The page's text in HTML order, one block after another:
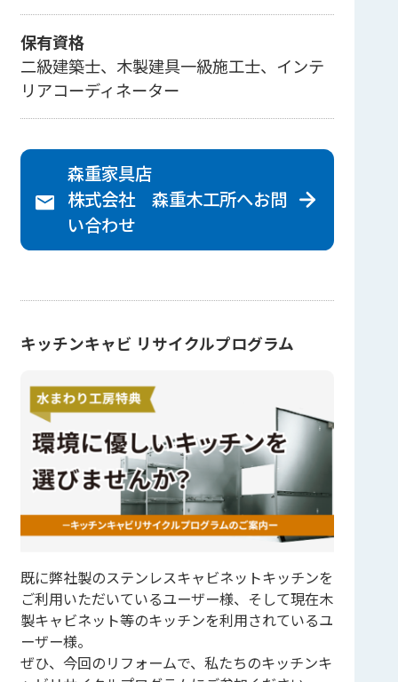
保有資格
二級建築士、木製建具一級施工士、インテ
リアコーディネーター
森重家具店
株式会社 森重木工所へお問
い合わせ
キッチンキャビ リサイクルプログラム
既に弊社製のステンレスキャビネットキッチンを
ご利用いただいているユーザー様、そして現在木
製キャビネット等のキッチンを利用されているユ
ーザー様。
ぜひ、今回のリフォームで、私たちのキッチンキ